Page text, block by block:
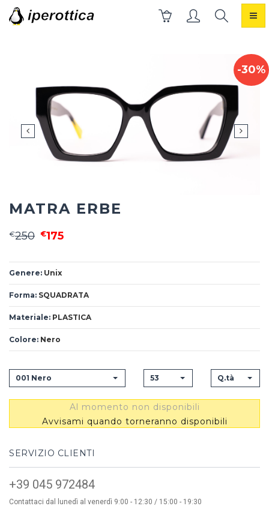
-30%
MATRA ERBE
€250 €175
Genere: Unix
Forma: SQUADRATA
Materiale: PLASTICA
Colore: Nero
001 Nero 53 Q.tà
Al momento non disponibili
Avvisami quando torneranno disponibili
SERVIZIO CLIENTI
+39 045 972484
Contattaci dal lunedì al venerdì 9:00 - 12:30 / 15:00 - 19:30